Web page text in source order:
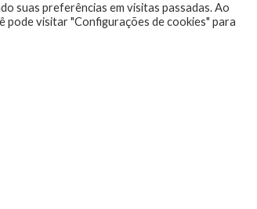
suas preferências em visitas passadas. Ao
pode visitar "Configurações de cookies" para